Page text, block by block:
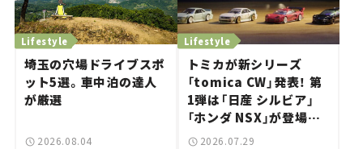
埼玉の穴場ドライブスポ
ット5選。車中泊の達人
が厳選
Lifestyle
2026.08.04
トミカが新シリーズ
「tomica CW」発表！ 第
1弾は「日産 シルビア」
「ホンダ NSX」が登場。
世界が注目す
Lifestyle
2026.07.29